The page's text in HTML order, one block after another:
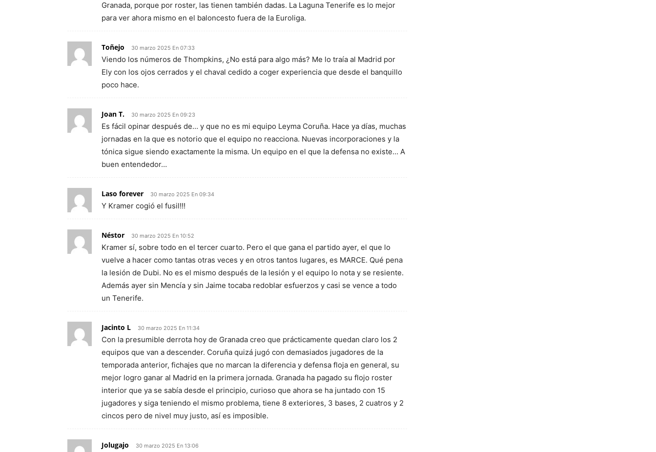
Granada, porque por roster, las tienen también dadas. La Laguna Tenerife es lo mejor
para ver ahora mismo en el baloncesto fuera de la Euroliga.
Toñejo 30 marzo 2025 En 07:33
Viendo los números de Thompkins, ¿No está para algo más? Me lo traía al Madrid por
Ely con los ojos cerrados y el chaval cedido a coger experiencia que desde el banquillo
poco hace.
Joan T. 30 marzo 2025 En 09:23
Es fácil opinar después de… y que no es mi equipo Leyma Coruña. Hace ya días, muchas
jornadas en la que es notorio que el equipo no reacciona. Nuevas incorporaciones y la
tónica sigue siendo exactamente la misma. Un equipo en el que la defensa no existe… A
buen entendedor…
Laso forever 30 marzo 2025 En 09:34
Y Kramer cogió el fusil!!!
Néstor 30 marzo 2025 En 10:52
Kramer sí, sobre todo en el tercer cuarto. Pero el que gana el partido ayer, el que lo
vuelve a hacer como tantas otras veces y en otros tantos lugares, es MARCE. Qué pena
la lesión de Dubi. No es el mismo después de la lesión y el equipo lo nota y se resiente.
Además ayer sin Mencía y sin Jaime tocaba redoblar esfuerzos y casi se vence a todo
un Tenerife.
Jacinto L 30 marzo 2025 En 11:34
Con la presumible derrota hoy de Granada creo que prácticamente quedan claro los 2
equipos que van a descender. Coruña quizá jugó con demasiados jugadores de la
temporada anterior, fichajes que no marcan la diferencia y defensa floja en general, su
mejor logro ganar al Madrid en la primera jornada. Granada ha pagado su flojo roster
interior que ya se sabía desde el principio, curioso que ahora se ha juntado con 15
jugadores y siga teniendo el mismo problema, tiene 8 exteriores, 3 bases, 2 cuatros y 2
cincos pero de nivel muy justo, así es imposible.
Jolugajo 30 marzo 2025 En 13:06